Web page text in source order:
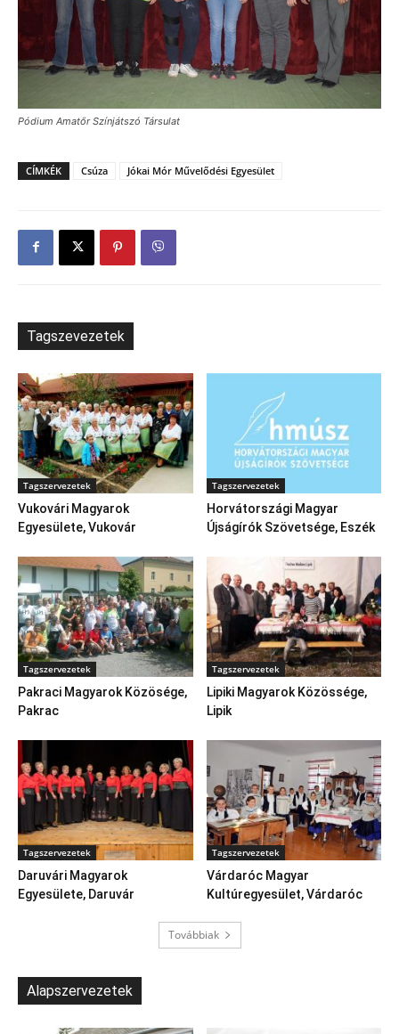
Pódium Amatőr Színjátszó Társulat
CÍMKÉK Csúza Jókai Mór Művelődési Egyesület
Tagszevezetek
Tagszervezetek
Vukovári Magyarok
Egyesülete, Vukovár
Tagszervezetek
Horvátországi Magyar
Újságírók Szövetsége, Eszék
Tagszervezetek
Pakraci Magyarok Közösége,
Pakrac
Tagszervezetek
Lipiki Magyarok Közössége,
Lipik
Tagszervezetek
Daruvári Magyarok
Egyesülete, Daruvár
Tagszervezetek
Várdaróc Magyar
Kultúregyesület, Várdaróc
Továbbiak
Alapszervezetek